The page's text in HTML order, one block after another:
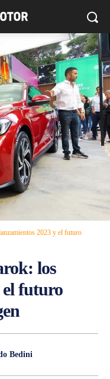
2023 y el futuro
los
el futuro
Bedini